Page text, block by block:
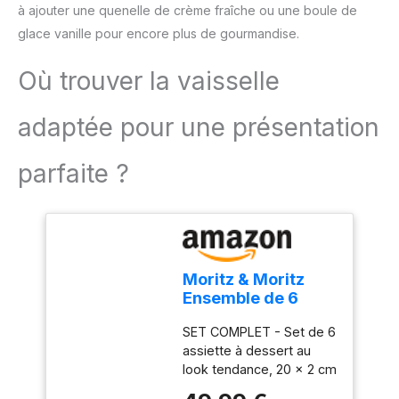
permet de créer
différentes formes, vous
intéressants et
cuisson uniforme et
optimale des
assuré par la perforation
des plaques : l’air circule
plus facilement, la pâte
est plus dorée, plus
lavage à la main avec du
liquide vaisselle. Ne pas
utiliser d’objets
tranchants
à ajouter une quenelle de crème fraîche ou une boule de
glace vanille pour encore plus de gourmandise.
Où trouver la vaisselle
adaptée pour une présentation
parfaite ?
Moritz & Moritz
Ensemble de 6
Vintage - Assiette
à gâteau pour 6
personnes -
Porcelaine lavable
SET COMPLET - Set de 6
assiette à dessert au
look tendance, 20 x 2 cm